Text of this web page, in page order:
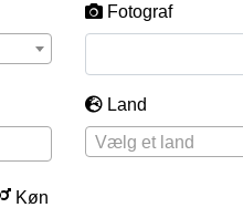
Fotograf
Land
Vælg et land
Køn